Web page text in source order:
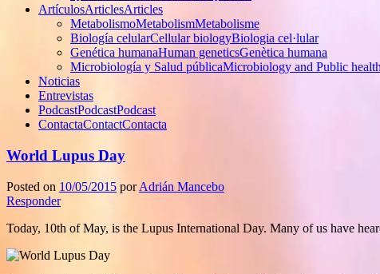
ArtículosArticlesArticles
MetabolismoMetabolismMetabolisme
Biología celularCellular biologyBiologia cel·lular
Genética humanaHuman geneticsGenètica humana
Microbiología y Salud públicaMicrobiology and Public
Noticias
Entrevistas
PodcastPodcastPodcast
ContactaContactContacta
World Lupus Day
Posted on 10/05/2015 porAdrián Mancebo
Responder
Today, 10th of May, is the Lupus International Day. Many of us have